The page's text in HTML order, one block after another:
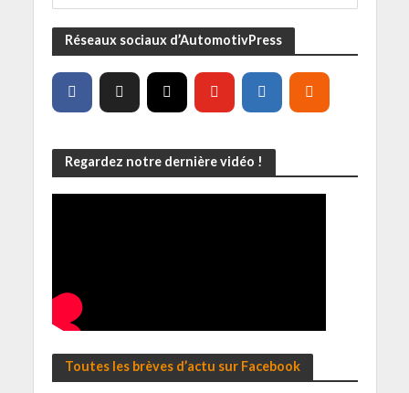
Réseaux sociaux d’AutomotivPress
Regardez notre dernière vidéo !
Toutes les brèves d’actu sur Facebook